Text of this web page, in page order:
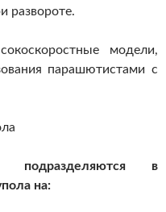
развороте.
модели,
парашютистами с
подразделяются в
на: